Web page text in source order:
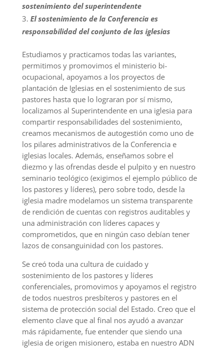
sostenimiento del superintendente
El sostenimiento de la Conferencia es
responsabilidad del conjunto de las iglesias
Estudiamos y practicamos todas las variantes,
permitimos y promovimos el ministerio bi-
ocupacional, apoyamos a los proyectos de
plantación de Iglesias en el sostenimiento de sus
pastores hasta que lo lograran por sí mismo,
localizamos al Superintendente en una iglesia para
compartir responsabilidades del sostenimiento,
creamos mecanismos de autogestión como uno de
los pilares administrativos de la Conferencia e
iglesias locales. Además, enseñamos sobre el
diezmo y las ofrendas desde el pulpito y en nuestro
seminario teológico (exigimos el ejemplo público de
los pastores y líderes), perosobre todo, desde la
iglesia madre modelamos un sistema transparente
de rendición de cuentas con registros auditables y
una administración con líderes capaces y
comprometidos, que en ningún caso debían tener
lazos de consanguinidad con los pastores.
Se creó toda una cultura de cuidado y
sostenimiento de los pastores y líderes
conferenciales, promovimos y apoyamos el registro
de todos nuestros presbíteros y pastores en el
sistema de protección social del Estado. Creo que el
elemento clave que al final nos ayudó a avanzar
más rápidamente, fue entender que siendo una
iglesia de origen misionero, estaba en nuestro ADN